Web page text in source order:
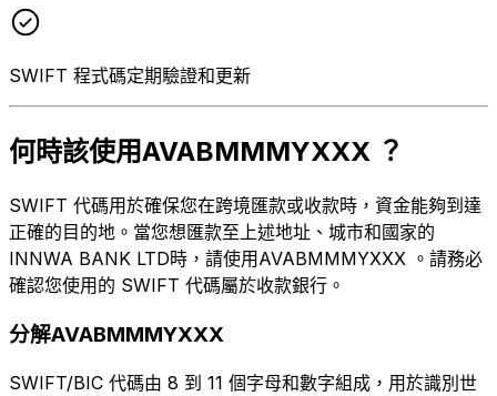
SWIFT 程式碼定期驗證和更新
何時該使用AVABMMMYXXX ？
SWIFT 代碼用於確保您在跨境匯款或收款時，資金能夠到達
正確的目的地。當您想匯款至上述地址、城市和國家的
INNWA BANK LTD時，請使用AVABMMMYXXX 。請務必
確認您使用的 SWIFT 代碼屬於收款銀行。
分解AVABMMMYXXX
SWIFT/BIC 代碼由 8 到 11 個字母和數字組成，用於識別世